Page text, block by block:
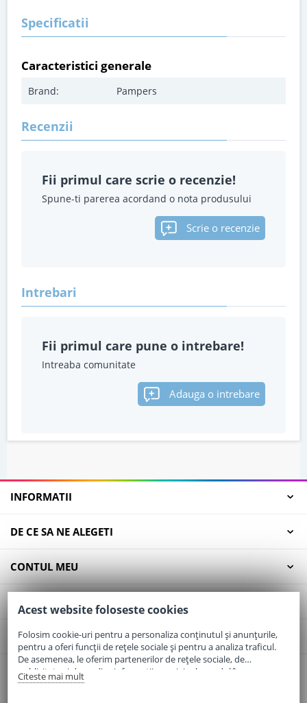
Specificatii
Caracteristici generale
Brand: Pampers
Recenzii
Fii primul care scrie o recenzie!
Spune-ti parerea acordand o nota produsului
Scrie o recenzie
Intrebari
Fii primul care pune o intrebare!
Intreaba comunitate
Adauga o intrebare
INFORMATII
DE CE SA NE ALEGETI
CONTUL MEU
SERVICII CLIENTI
CONTACT
Email:office@elaptepraf.ro
Acest website foloseste cookies
Folosim cookie-uri pentru a personaliza conținutul și anunțurile,
pentru a oferi funcții de rețele sociale și pentru a analiza traficul.
De asemenea, le oferim partenerilor de rețele sociale, de
publicitate și de analize informații cu privire la modul în care
folosiți site-ul nostru. Aceștia le pot combina cu alte informații
Citeste mai mult